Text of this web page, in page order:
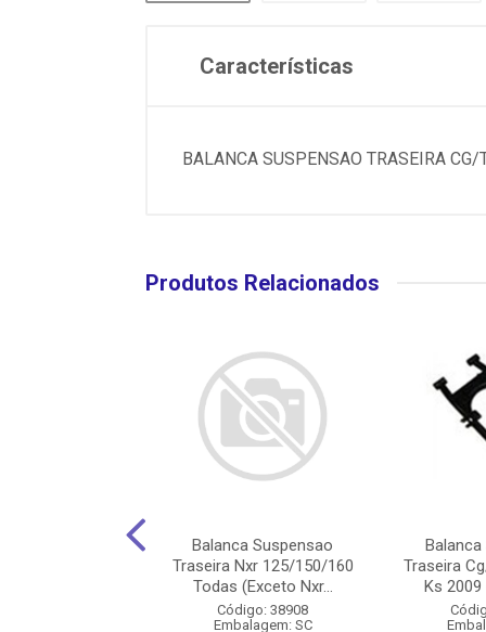
Características
BALANCA SUSPENSAO TRASEIRA
Produtos Relacionados
Balanca Suspensao
Traseira Nxr 125/150/160
Todas (Exceto Nxr...
Código: 38908
Embalagem: SC
Traseira
Ks 2009